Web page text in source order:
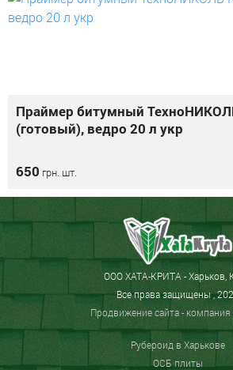
Праймер битумный
(готовый), ведро 20 л укр
650 грн. шт.
ООО ХАТА-КРИТА - Харьков,
Все права защищены ,
Продвижение сайта- компания
Рубероид в Харькове
ОСБ плиты